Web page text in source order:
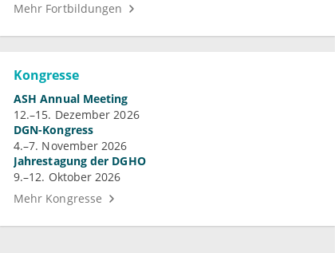
Mehr Fortbildungen
Kongresse
ASH Annual Meeting
12.–15. Dezember 2026
DGN-Kongress
4.–7. November 2026
Jahrestagung der DGHO
9.–12. Oktober 2026
Mehr Kongresse